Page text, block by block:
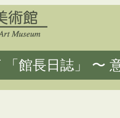
館長日誌」 〜